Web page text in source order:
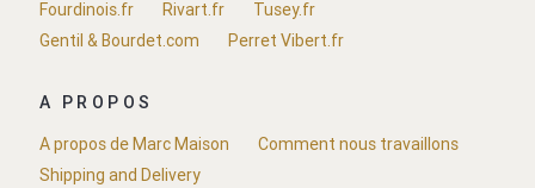
Fourdinois.fr
Rivart.fr
Tusey.fr
Gentil & Bourdet.com
Perret Vibert.fr
A PROPOS
A propos de Marc Maison
Comment nous travaillons
Shipping and Delivery